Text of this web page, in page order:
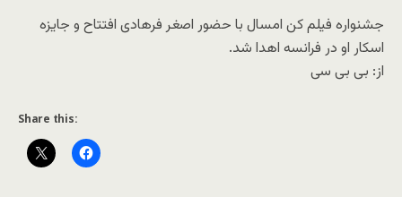
جشنواره فیلم کن امسال با حضور اصغر فرهادی افتتاح و جایزه
اسکار او در فرانسه اهدا شد.
از: بی بی سی
Share this: